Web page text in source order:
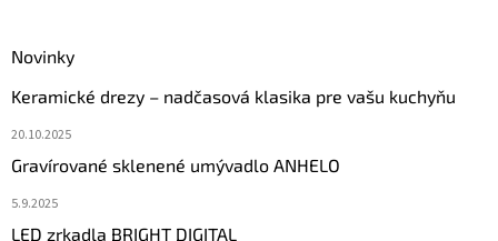
Novinky
Keramické drezy – nadčasová klasika pre vašu kuchyňu
20.10.2025
Gravírované sklenené umývadlo ANHELO
5.9.2025
LED zrkadla BRIGHT DIGITAL